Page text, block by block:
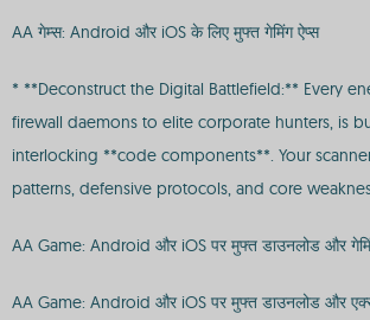
AA गेम्स: Android और iOS के लिए मुफ्त गेमिंग ऐप्स
* **Deconstruct the Digital Battlefield:** Every
firewall daemons to elite corporate hunters, is
interlocking **code components**. Your
patterns, defensive protocols, and core
AA Game: Android और iOS पर मुफ्त डाउनलोड और
AA Game: Android और iOS पर मुफ्त डाउनलोड और